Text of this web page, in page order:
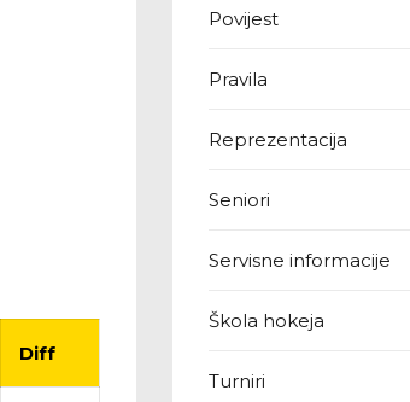
Diff
Povijest
Pravila
Reprezentacija
Seniori
Servisne informacije
Škola hokeja
Turniri